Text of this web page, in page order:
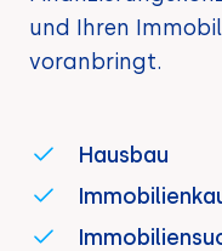
und Ihren
voranbringt.
Hausbau